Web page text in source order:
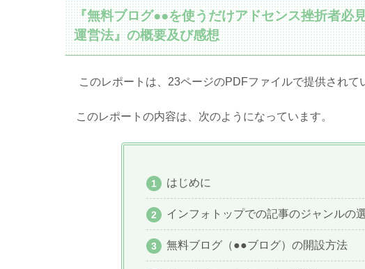
『無料ブログ●●を使うだけアドセンス挫折者必
運営法』の概要及び感想
このレポートは、23ページのPDFファイルで提供されて
このレポートの内容は、次のようになっています。
はじめに
インフォトップでの記事のジャンルの
無料ブログ（●●ブログ）の開設方法